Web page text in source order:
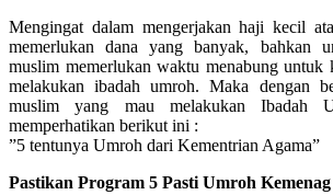
Mengingat dalam mengerjakan haji kecil
memerlukan dana yang banyak, bahkan
muslim memerlukan waktu menabung untuk
melakukan ibadah umroh. Maka dengan
muslim yang mau melakukan Ibadah
memperhatikan berikut ini :
”5 tentunya Umroh dari Kementrian Agama”
Pastikan Program 5 Pasti Umroh Kemenag